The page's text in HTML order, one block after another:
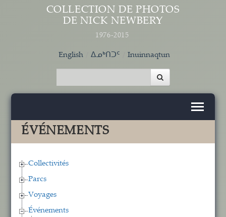
Aller au contenu principal
COLLECTION DE PHOTOS
DE NICK NEWBERY
1976-2015
English ᐃᓄᒃᑎᑐᑦ Inuinnaqtun
ÉVÉNEMENTS
Collectivités
Parcs
Voyages
Événements